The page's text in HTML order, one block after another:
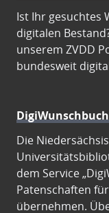
Ist Ihr gesuchtes
digitalen
unserem ZVDD
bundesweit
DigiWunschbuch
Die
dem Service
Patenschaften
übernehmen.